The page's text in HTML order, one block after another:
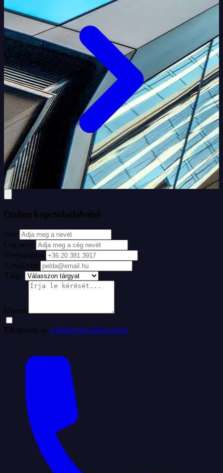
Online kapcsolatfelvétel
Név
Cég neve
Telefonszám
E-mail cím
Tárgy
Üzenet
Elfogadom az Adatkezelési tájékoztatót